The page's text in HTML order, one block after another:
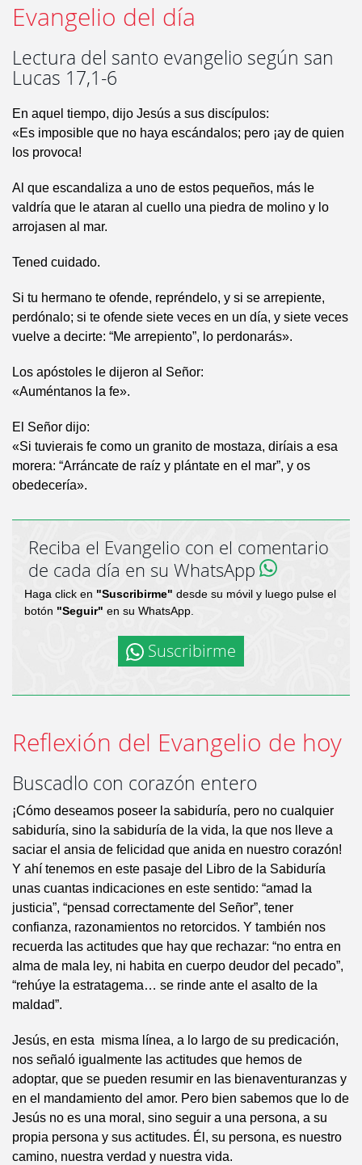
Evangelio del día
Lectura del santo evangelio según san
Lucas 17,1-6
En aquel tiempo, dijo Jesús a sus discípulos:
«Es imposible que no haya escándalos; pero ¡ay de quien
los provoca!
Al que escandaliza a uno de estos pequeños, más le
valdría que le ataran al cuello una piedra de molino y lo
arrojasen al mar.
Tened cuidado.
Si tu hermano te ofende, repréndelo, y si se arrepiente,
perdónalo; si te ofende siete veces en un día, y siete veces
vuelve a decirte: “Me arrepiento”, lo perdonarás».
Los apóstoles le dijeron al Señor:
«Auméntanos la fe».
El Señor dijo:
«Si tuvierais fe como un granito de mostaza, diríais a esa
morera: “Arráncate de raíz y plántate en el mar”, y os
obedecería».
Reciba el Evangelio con el comentario
de cada día en su WhatsApp
Haga click en "Suscribirme" desde su móvil y luego pulse el
botón "Seguir" en su WhatsApp.
Suscribirme
Reflexión del Evangelio de hoy
Buscadlo con corazón entero
¡Cómo deseamos poseer la sabiduría, pero no cualquier
sabiduría, sino la sabiduría de la vida, la que nos lleve a
saciar el ansia de felicidad que anida en nuestro corazón!
Y ahí tenemos en este pasaje del Libro de la Sabiduría
unas cuantas indicaciones en este sentido: “amad la
justicia”, “pensad correctamente del Señor”, tener
confianza, razonamientos no retorcidos. Y también nos
recuerda las actitudes que hay que rechazar: “no entra en
alma de mala ley, ni habita en cuerpo deudor del pecado”,
“rehúye la estratagema… se rinde ante el asalto de la
maldad”.
Jesús, en esta misma línea, a lo largo de su predicación,
nos señaló igualmente las actitudes que hemos de
adoptar, que se pueden resumir en las bienaventuranzas y
en el mandamiento del amor. Pero bien sabemos que lo de
Jesús no es una moral, sino seguir a una persona, a su
propia persona y sus actitudes. Él, su persona, es nuestro
camino, nuestra verdad y nuestra vida.